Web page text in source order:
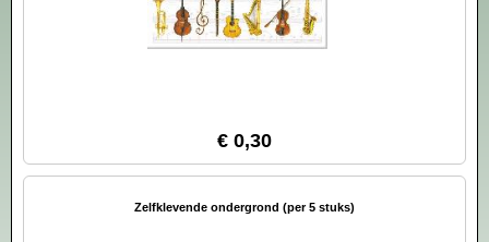
€ 0,30
Zelfklevende ondergrond (per 5 stuks)